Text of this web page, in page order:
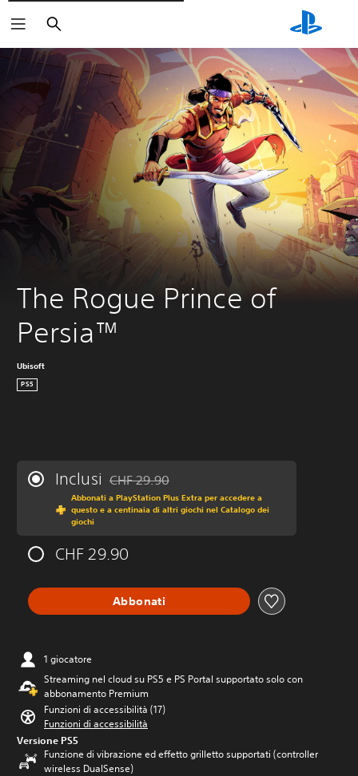
Cerca
The Rogue Prince of
Persia™
Ubisoft
PS5
Inclusi Scontato dal prezzo originale di CHF 29.90
CHF 29.90
Abbonati a PlayStation Plus Extra per accedere a
questo e a centinaia di altri giochi nel Catalogo dei
giochi
CHF 29.90
Abbonati
1 giocatore
Streaming nel cloud su PS5 e PS Portal supportato solo con
abbonamento Premium
Funzioni di accessibilità (17)
Funzioni di accessibilità
Versione PS5
Funzione di vibrazione ed effetto grilletto supportati (controller
wireless DualSense)